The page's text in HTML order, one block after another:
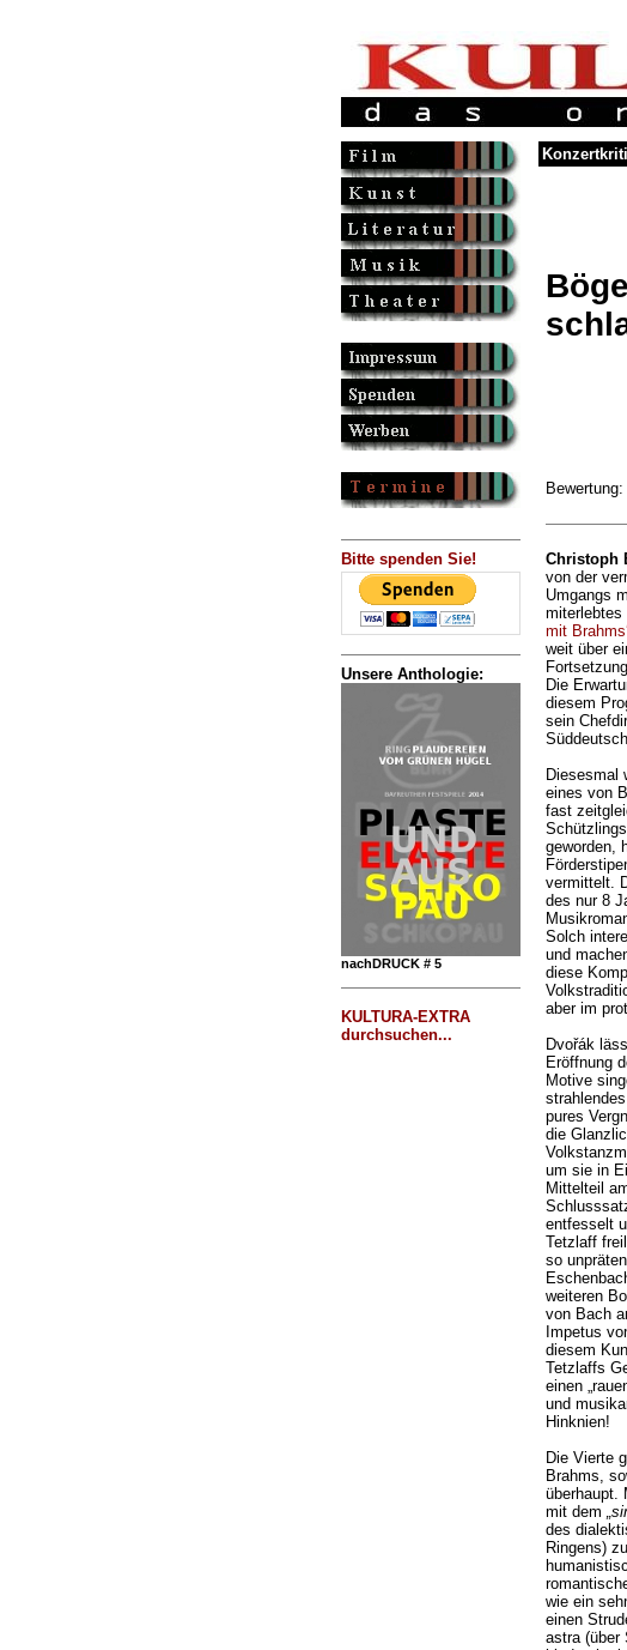
Bitte spenden Sie!
Unsere Anthologie:
nachDRUCK # 5
KULTURA-EXTRA
durchsuchen...
Christoph
von der
Umgangs
miterlebtes
mit
weit über
Die
diesem
sein
Diesesmal
eines von
fast
geworden,
vermittelt.
des nur 8
Solch
und
diese
aber im
Dvořák
Eröffnung
Motive
pures
die
um sie in
Mittelteil
entfesselt
Tetzlaff
so
weiteren
von Bach
Impetus
diesem
Tetzlaffs
einen
und
Hinknien!
Die Vierte
Brahms,
überhaupt.
mit dem
des
Ringens)
wie ein
einen
astra (über